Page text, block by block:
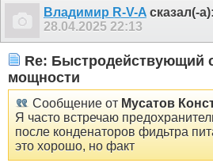
Владимир R-V-A сказал(-а):
28.04.2025 22:13
Re: Быстродействующий
мощности
Сообщение от Мусатов
Я часто встречаю
после конденаторов фидьтра
это хорошо, но факт